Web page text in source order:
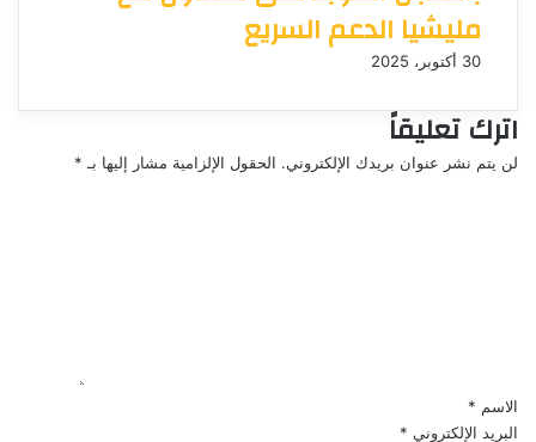
مليشيا الدعم السريع
30 أكتوبر، 2025
اترك تعليقاً
لن يتم نشر عنوان بريدك الإلكتروني. الحقول الإلزامية مشار إليها بـ *
الاسم *
البريد الإلكتروني *